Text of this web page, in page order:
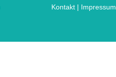
Kontakt | Impressum